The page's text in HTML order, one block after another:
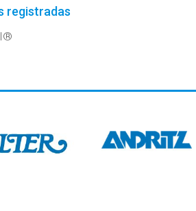
registradas